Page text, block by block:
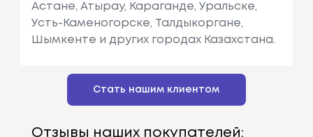
Астане, Атырау, Караганде, Уральске,
Усть-Каменогорске, Талдыкоргане,
Шымкенте и других городах Казахстана.
Стать нашим клиентом
Отзывы наших покупателей: